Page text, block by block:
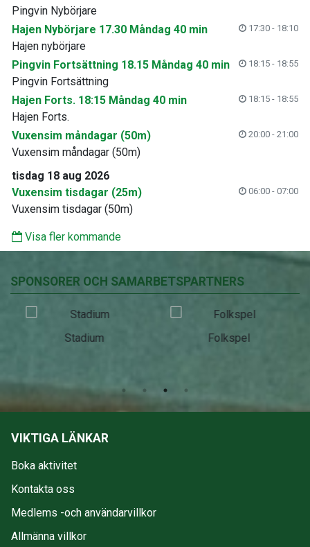
Pingvin Nybörjare
Hajen Nybörjare 17.30 Måndag 40 min
17:30 - 18:10
Hajen nybörjare
Pingvin Fortsättning 18.15 Måndag 40 min
18:15 - 18:55
Pingvin Fortsättning
Hajen Forts. 18:15 Måndag 40 min
18:15 - 18:55
Hajen Forts.
Vuxensim måndagar (50m)
20:00 - 21:00
Vuxensim måndagar (50m)
tisdag 18 aug 2026
Vuxensim tisdagar (25m)
06:00 - 07:00
Vuxensim tisdagar (50m)
Visa fler kommande
SPONSORER OCH SAMARBETSPARTNERS
Stadium Folkspel
VIKTIGA LÄNKAR
Boka aktivitet
Kontakta oss
Medlems -och användarvillkor
Allmänna villkor